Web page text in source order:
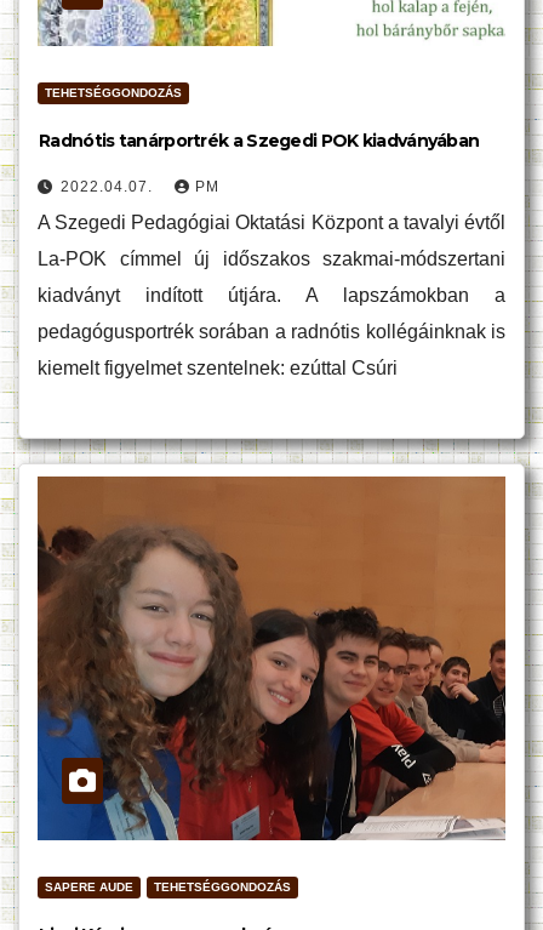
TEHETSÉGGONDOZÁS
Radnótis tanárportrék a Szegedi POK kiadványában
2022.04.07. PM
A Szegedi Pedagógiai Oktatási Központ a tavalyi évtől
La-POK címmel új időszakos szakmai-módszertani
kiadványt indított útjára. A lapszámokban a
pedagógusportrék sorában a radnótis kollégáinknak is
kiemelt figyelmet szentelnek: ezúttal Csúri
SAPERE AUDE TEHETSÉGGONDOZÁS